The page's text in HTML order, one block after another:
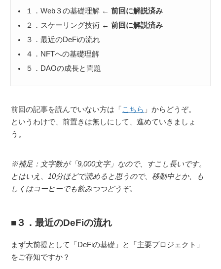
１．Web３の基礎理解 ← 前回に解説済み
２．スケーリング技術 ← 前回に解説済み
３．最近のDeFiの流れ
４．NFTへの基礎理解
５．DAOの成長と問題
前回の記事を読んでいない方は「こちら 」からどうぞ。
というわけで、前置きは無しにして、進めていきましょ
う。
※補足：文字数が「9,000文字」なので、すこし長いです。
とはいえ、10分ほどで読めると思うので、移動中とか、も
しくはコーヒーでも飲みつつどうぞ。
３．最近のDeFiの流れ
まず大前提として「DeFiの基礎」と「主要プロジェクト」
をご存知ですか？